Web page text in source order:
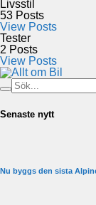
Livsstil
53 Posts
View Posts
Tester
2 Posts
View Posts
Senaste nytt
Nu byggs den sista